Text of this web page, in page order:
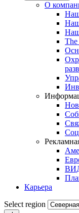
О
Карьера
Select region